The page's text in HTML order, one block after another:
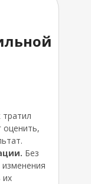
тратил
оценить,
Без
их